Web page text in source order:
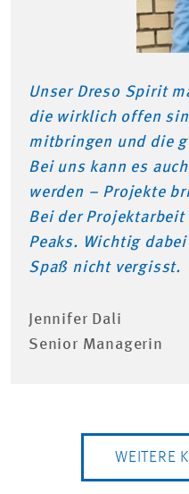
Unser Dreso Spirit
die wirklich offen
mitbringen und die
Bei uns kann es
werden – Projekte
Bei der
Peaks. Wichtig
Spaß nicht vergisst.
Jennifer Dali
Senior Managerin
WEITERE